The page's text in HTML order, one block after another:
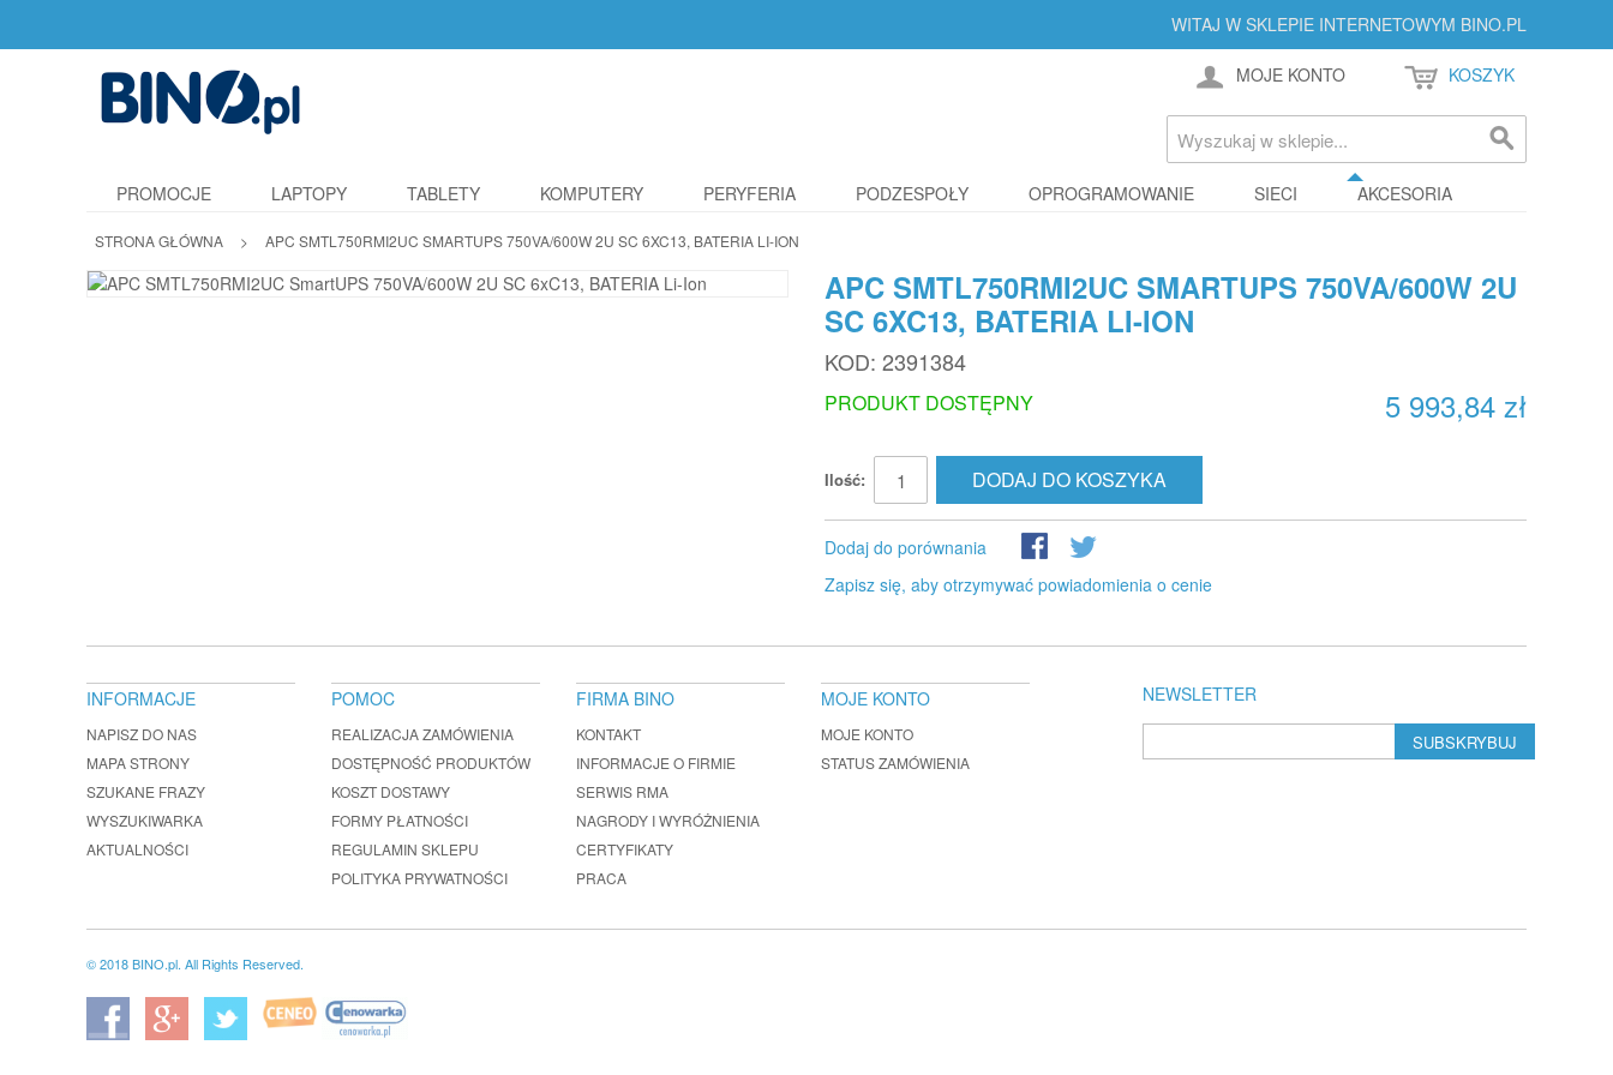
WITAJ W SKLEPIE INTERNETOWYM BINO.PL
MOJE KONTO KOSZYK
PROMOCJE LAPTOPY TABLETY KOMPUTERY PERYFERIA PODZESPOŁY OPROGRAMOWANIE SIECI AKCESORIA
STRONA GŁÓWNA > APC SMTL750RMI2UC SMARTUPS 750VA/600W 2U SC 6XC13, BATERIA LI-ION
APC SMTL750RMI2UC SMARTUPS 750VA/600W 2U
SC 6XC13, BATERIA LI-ION
KOD: 2391384
5 993,84 zł
PRODUKT DOSTĘPNY
Ilość: DODAJ DO KOSZYKA
Dodaj do porównania
Zapisz się, aby otrzymywać powiadomienia o cenie
NEWSLETTER
SUBSKRYBUJ
INFORMACJE
NAPISZ DO NAS
MAPA STRONY
SZUKANE FRAZY
WYSZUKIWARKA
AKTUALNOŚCI
POMOC
REALIZACJA ZAMÓWIENIA
DOSTĘPNOŚĆ PRODUKTÓW
KOSZT DOSTAWY
FORMY PŁATNOŚCI
REGULAMIN SKLEPU
POLITYKA PRYWATNOŚCI
FIRMA BINO
KONTAKT
INFORMACJE O FIRMIE
SERWIS RMA
NAGRODY I WYRÓŻNIENIA
CERTYFIKATY
PRACA
MOJE KONTO
MOJE KONTO
STATUS ZAMÓWIENIA
© 2018 BINO.pl. All Rights Reserved.